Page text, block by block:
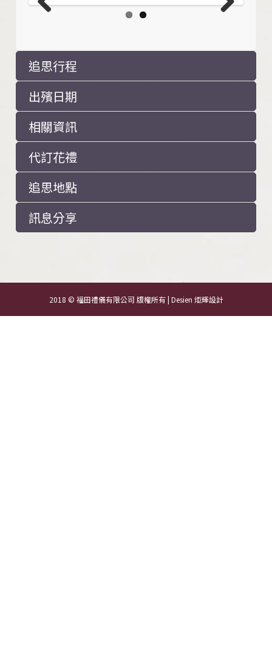
追思行程
出殯日期
相關資訊
代訂花禮
追思地點
訊息分享
2018 © 福田禮儀有限公司 版權所有 | Desien 炬輝設計